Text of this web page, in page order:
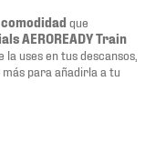
comodidad que
AEROREADY Train
la uses en tus descansos,
para añadirla a tu